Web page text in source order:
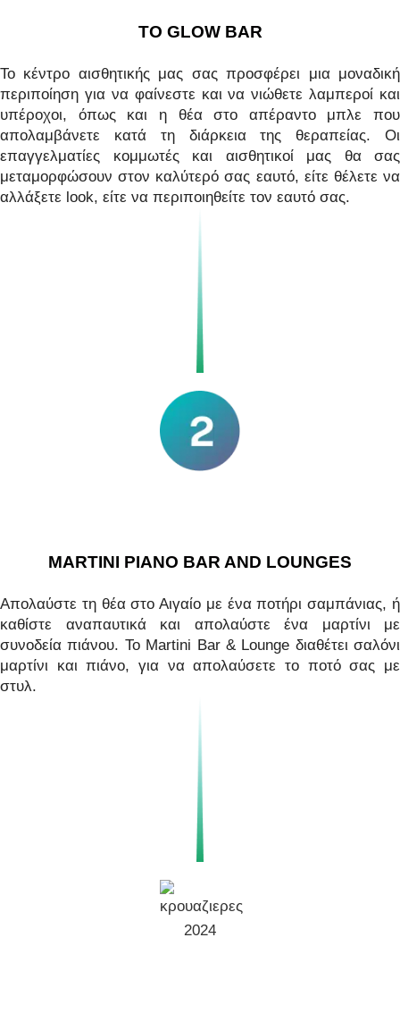
TO GLOW BAR
Το κέντρο αισθητικής μας σας προσφέρει μια μοναδική
περιποίηση για να φαίνεστε και να νιώθετε λαμπεροί και
υπέροχοι, όπως και η θέα στο απέραντο μπλε που
απολαμβάνετε κατά τη διάρκεια της θεραπείας. Οι
επαγγελματίες κομμωτές και αισθητικοί μας θα σας
μεταμορφώσουν στον καλύτερό σας εαυτό, είτε θέλετε να
αλλάξετε look, είτε να περιποιηθείτε τον εαυτό σας.
MARTINI PIANO BAR AND LOUNGES
Απολαύστε τη θέα στο Αιγαίο με ένα ποτήρι σαμπάνιας, ή
καθίστε αναπαυτικά και απολαύστε ένα μαρτίνι με
συνοδεία πιάνου. Το Martini Bar & Lounge διαθέτει σαλόνι
μαρτίνι και πιάνο, για να απολαύσετε το ποτό σας με
στυλ.